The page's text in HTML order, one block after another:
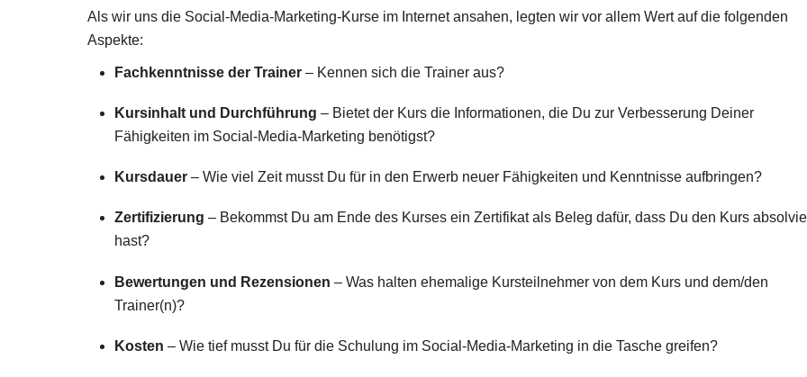
Als wir uns die Social-Media-Marketing-Kurse im Internet ansahen, legten wir vor allem Wert auf die folgenden
Aspekte:
Fachkenntnisse der Trainer – Kennen sich die Trainer aus?
Kursinhalt und Durchführung – Bietet der Kurs die Informationen, die Du zur Verbesserung Deiner
Fähigkeiten im Social-Media-Marketing benötigst?
Kursdauer – Wie viel Zeit musst Du für in den Erwerb neuer Fähigkeiten und Kenntnisse aufbringen?
Zertifizierung – Bekommst Du am Ende des Kurses ein Zertifikat als Beleg dafür, dass Du den Kurs
hast?
Bewertungen und Rezensionen – Was halten ehemalige Kursteilnehmer von dem Kurs und dem/den
Trainer(n)?
Kosten – Wie tief musst Du für die Schulung im Social-Media-Marketing in die Tasche greifen?